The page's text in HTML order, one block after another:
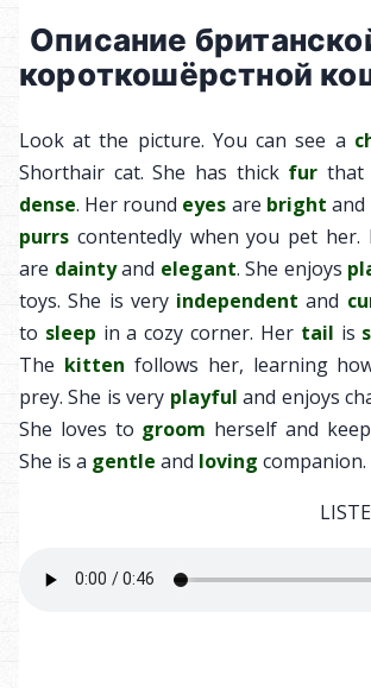
Описание
короткошёрстной
Look at the picture. You can see a
Shorthair cat. She has thick fur that
dense. Her round eyes are bright and
purrs contentedly when you pet her.
are daintyand elegant. She enjoys
toys. She is very independent and
to sleep in a cozy corner. Her tail is
The kitten follows her, learning
prey. She is very playful and enjoys
She loves to groom herself and
She is a gentle and loving companion.